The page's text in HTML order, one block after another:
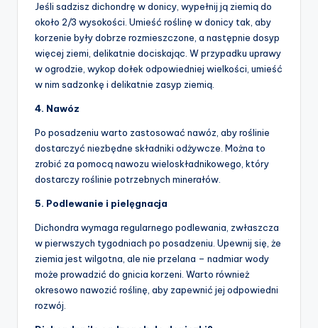
Jeśli sadzisz dichondrę w donicy, wypełnij ją ziemią do
około 2/3 wysokości. Umieść roślinę w donicy tak, aby
korzenie były dobrze rozmieszczone, a następnie dosyp
więcej ziemi, delikatnie dociskając. W przypadku uprawy
w ogrodzie, wykop dołek odpowiedniej wielkości, umieść
w nim sadzonkę i delikatnie zasyp ziemią.
4. Nawóz
Po posadzeniu warto zastosować nawóz, aby roślinie
dostarczyć niezbędne składniki odżywcze. Można to
zrobić za pomocą nawozu wieloskładnikowego, który
dostarczy roślinie potrzebnych minerałów.
5. Podlewanie i pielęgnacja
Dichondra wymaga regularnego podlewania, zwłaszcza
w pierwszych tygodniach po posadzeniu. Upewnij się, że
ziemia jest wilgotna, ale nie przelana – nadmiar wody
może prowadzić do gnicia korzeni. Warto również
okresowo nawozić roślinę, aby zapewnić jej odpowiedni
rozwój.